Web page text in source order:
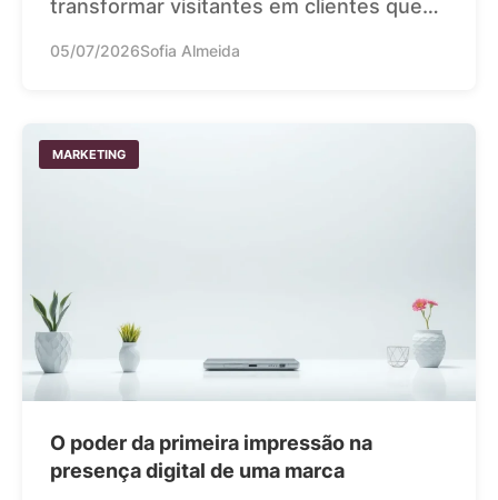
transformar visitantes em clientes que…
05/07/2026Sofia Almeida
MARKETING
O poder da primeira impressão na
presença digital de uma marca